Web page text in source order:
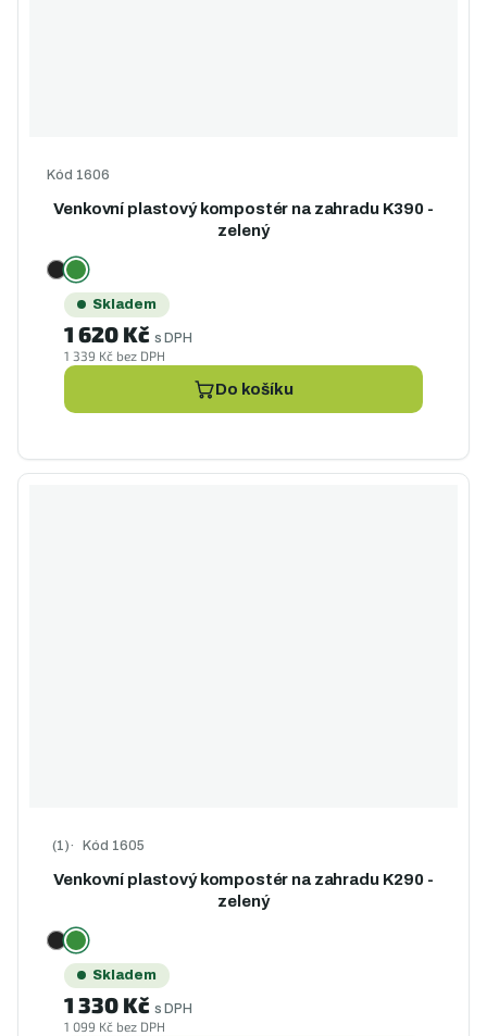
Venkovní plastový kompostér na zahradu K390 -
zelený
Kód 1606
Skladem
1 339 Kč bez DPH
1 620 Kč s DPH
Do košíku
Venkovní plastový kompostér na zahradu K290 -
zelený
Průměrné hodnocení produktu je 5,0 z 5 hvězdiček.
Kód 1605
Skladem
1 099 Kč bez DPH
1 330 Kč s DPH